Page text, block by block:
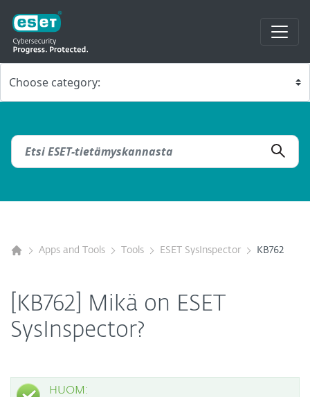
Apps and Tools Tools ESET SysInspector KB762
[KB762] Mikä on ESET
SysInspector?
HUOM: